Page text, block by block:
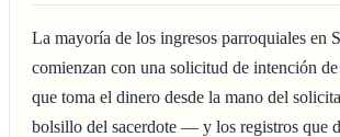
La mayoría de los ingresos parroquiales en
comienzan con una solicitud de intención
que toma el dinero desde la mano del
bolsillo del sacerdote — y los registros que